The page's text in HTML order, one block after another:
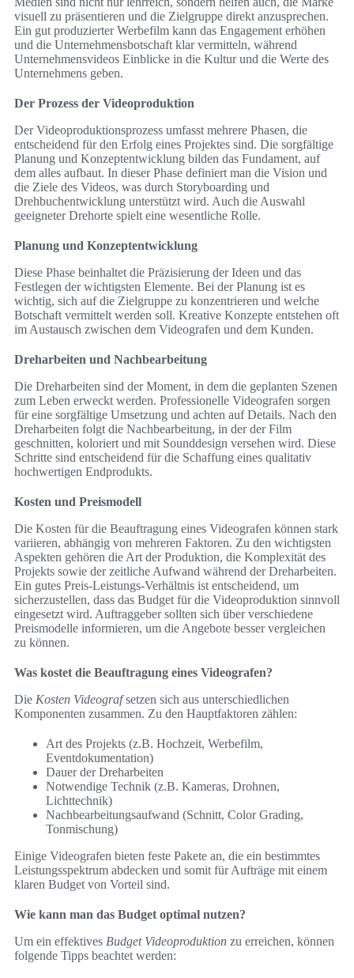
visuell zu präsentieren und die Zielgruppe direkt anzusprechen.
Ein gut produzierter Werbefilm kann das Engagement erhöhen
und die Unternehmensbotschaft klar vermitteln, während
Unternehmensvideos Einblicke in die Kultur und die Werte des
Unternehmens geben.
Der Prozess der Videoproduktion
Der Videoproduktionsprozess umfasst mehrere Phasen, die
entscheidend für den Erfolg eines Projektes sind. Die sorgfältige
Planung und Konzeptentwicklung bilden das Fundament, auf
dem alles aufbaut. In dieser Phase definiert man die Vision und
die Ziele des Videos, was durch Storyboarding und
Drehbuchentwicklung unterstützt wird. Auch die Auswahl
geeigneter Drehorte spielt eine wesentliche Rolle.
Planung und Konzeptentwicklung
Diese Phase beinhaltet die Präzisierung der Ideen und das
Festlegen der wichtigsten Elemente. Bei der Planung ist es
wichtig, sich auf die Zielgruppe zu konzentrieren und welche
Botschaft vermittelt werden soll. Kreative Konzepte entstehen oft
im Austausch zwischen dem Videografen und dem Kunden.
Dreharbeiten und Nachbearbeitung
Die Dreharbeiten sind der Moment, in dem die geplanten Szenen
zum Leben erweckt werden. Professionelle Videografen sorgen
für eine sorgfältige Umsetzung und achten auf Details. Nach den
Dreharbeiten folgt die Nachbearbeitung, in der der Film
geschnitten, koloriert und mit Sounddesign versehen wird. Diese
Schritte sind entscheidend für die Schaffung eines qualitativ
hochwertigen Endprodukts.
Kosten und Preismodell
Die Kosten für die Beauftragung eines Videografen können stark
variieren, abhängig von mehreren Faktoren. Zu den wichtigsten
Aspekten gehören die Art der Produktion, die Komplexität des
Projekts sowie der zeitliche Aufwand während der Dreharbeiten.
Ein gutes Preis-Leistungs-Verhältnis ist entscheidend, um
sicherzustellen, dass das Budget für die Videoproduktion sinnvoll
eingesetzt wird. Auftraggeber sollten sich über verschiedene
Preismodelle informieren, um die Angebote besser vergleichen
zu können.
Was kostet die Beauftragung eines Videografen?
Die Kosten Videografsetzen sich aus unterschiedlichen
Komponenten zusammen. Zu den Hauptfaktoren zählen:
Art des Projekts (z.B. Hochzeit, Werbefilm,
Eventdokumentation)
Dauer der Dreharbeiten
Notwendige Technik (z.B. Kameras, Drohnen,
Lichttechnik)
Nachbearbeitungsaufwand (Schnitt, Color Grading,
Tonmischung)
Einige Videografen bieten feste Pakete an, die ein bestimmtes
Leistungsspektrum abdecken und somit für Aufträge mit einem
klaren Budget von Vorteil sind.
Wie kann man das Budget optimal nutzen?
Um ein effektives Budget Videoproduktion zu erreichen, können
folgende Tipps beachtet werden: